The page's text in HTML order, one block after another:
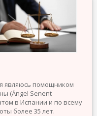
являюсь помощником
(Ángel Senent
в Испании и по всему
более 35 лет.